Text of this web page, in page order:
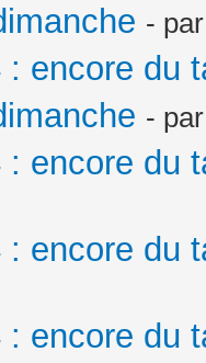
- par
: encore
- par
: encore du
: encore du
: encore du